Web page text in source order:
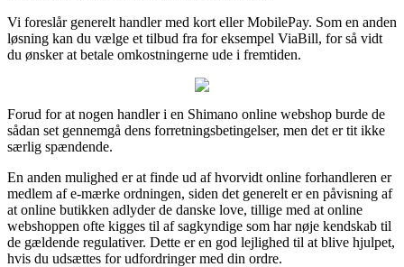
Vi foreslår generelt handler med kort eller MobilePay. Som en anden
løsning kan du vælge et tilbud fra for eksempel ViaBill, for så vidt
du ønsker at betale omkostningerne ude i fremtiden.
Forud for at nogen handler i en Shimano online webshop burde de
sådan set gennemgå dens forretningsbetingelser, men det er tit ikke
særlig spændende.
En anden mulighed er at finde ud af hvorvidt online forhandleren er
medlem af e-mærke ordningen, siden det generelt er en påvisning af
at online butikken adlyder de danske love, tillige med at online
webshoppen ofte kigges til af sagkyndige som har nøje kendskab til
de gældende regulativer. Dette er en god lejlighed til at blive hjulpet,
hvis du udsættes for udfordringer med din ordre.